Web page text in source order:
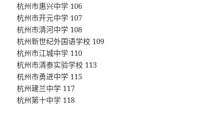
杭州市惠兴中学 106
杭州市开元中学 107
杭州市清河中学 108
杭州新世纪外国语学校 109
杭州市江城中学 110
杭州市清泰实验学校 113
杭州市勇进中学 115
杭州建兰中学 117
杭州第十中学 118